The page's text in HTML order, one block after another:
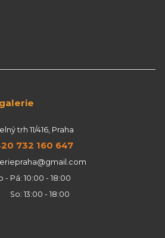
trh 11/416, Praha
732 160 647
- Pá: 10:00 - 18:00
13:00 - 18:00